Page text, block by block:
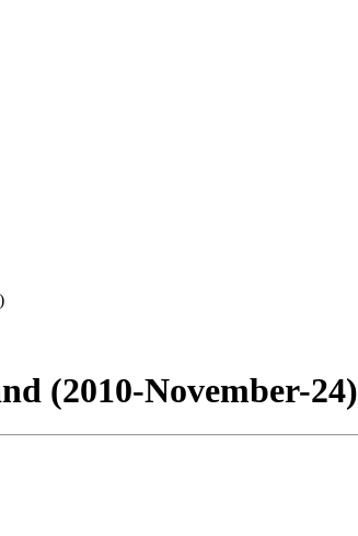
(2010-November-24)